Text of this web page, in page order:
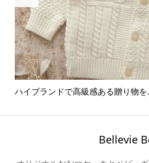
ハイブランドで高級感ある贈り物
Bellevie